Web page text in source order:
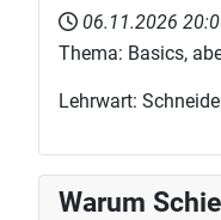
06.11.2026
Thema: Basics,
Lehrwart:
Warum